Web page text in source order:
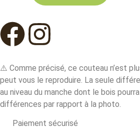
⚠️ Comme précisé, ce couteau n’est
peut vous le reproduire. La seule
au niveau du manche dont le bois
différences par rapport à la photo.
Paiement sécurisé